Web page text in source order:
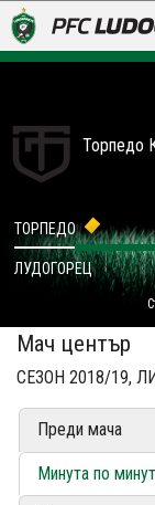
LUDOGORETS TV
НА ТЕРЕНА
СТАДИОН & БАЗИ
КЛУБ
ЗА ФЕНОВЕ
Торпедо
ТОРПЕДО
ЛУДОГОРЕЦ
Мач център
СЕЗОН 2018/19,
Преди мача
Минута по